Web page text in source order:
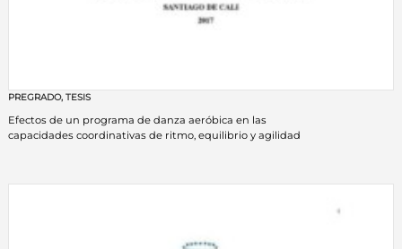
PREGRADO, TESIS
Efectos de un programa de danza aeróbica en las
capacidades coordinativas de ritmo, equilibrio y agilidad